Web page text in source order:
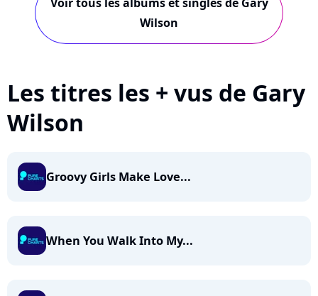
Wilson
Les titres les + vus de Gary
Wilson
Groovy Girls Make Love...
When You Walk Into My...